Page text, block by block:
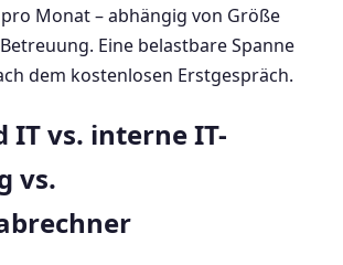
Monat – abhängig von Größe
Eine belastbare Spanne
dem kostenlosen Erstgespräch.
IT vs. interne IT-
vs.